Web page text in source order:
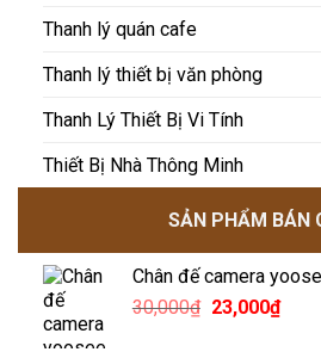
Thanh lý quán cafe
Thanh lý thiết bị văn phòng
Thanh Lý Thiết Bị Vi Tính
Thiết Bị Nhà Thông Minh
SẢN PHẨM BÁN
Chân đế camera
30,000₫ Giá
23,000₫Giá